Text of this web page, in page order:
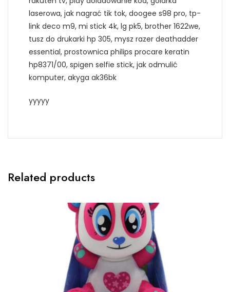
laserowa, jak nagrać tik tok, doogee s98 pro, tp-
link deco m9, mi stick 4k, lg pk5, brother 1622we,
tusz do drukarki hp 305, mysz razer deathadder
essential, prostownica philips procare keratin
hp8371/00, spigen selfie stick, jak odmulić
komputer, akyga ak36bk
yyyyy
Related products